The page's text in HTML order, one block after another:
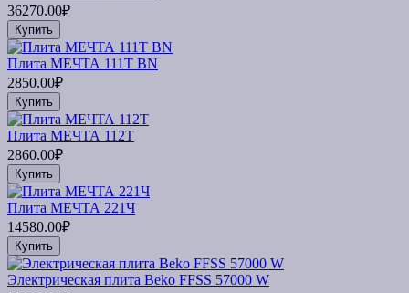
36270.00₽
Купить
Плита МЕЧТА 111Т BN
2850.00₽
Купить
Плита МЕЧТА 112Т
2860.00₽
Купить
Плита МЕЧТА 221Ч
14580.00₽
Купить
Электрическая плита Beko FFSS 57000 W